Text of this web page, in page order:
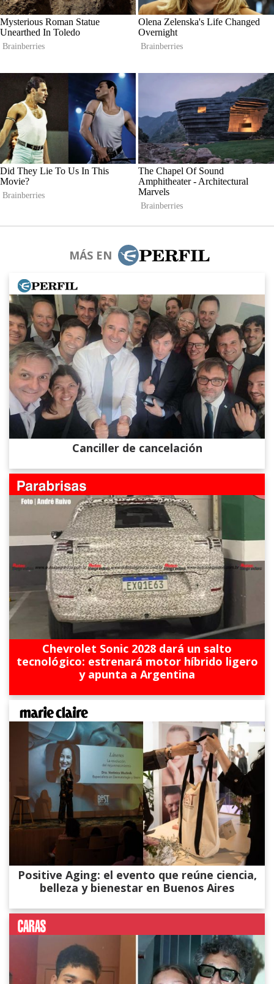
MÁS EN
Canciller de cancelación
Chevrolet Sonic 2028 dará un salto
tecnológico: estrenará motor híbrido ligero
y apunta a Argentina
Positive Aging: el evento que reúne ciencia,
belleza y bienestar en Buenos Aires